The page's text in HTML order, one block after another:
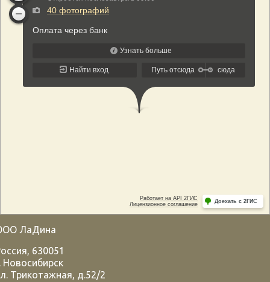
ЛаДина
, 630051
Новосибирск
Трикотажная, д.52/2